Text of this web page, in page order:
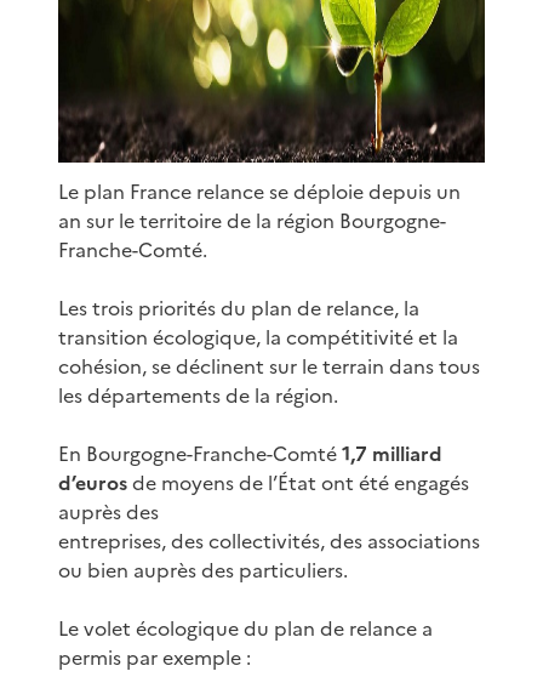
Le plan France relance se déploie depuis un
an sur le territoire de la région Bourgogne-
Franche-Comté.
Les trois priorités du plan de relance, la
transition écologique, la compétitivité et la
cohésion, se déclinent sur le terrain dans tous
les départements de la région.
En Bourgogne-Franche-Comté1,7 milliard
d’eurosde moyens de l’État ont été engagés
auprès des
entreprises, des collectivités, des associations
ou bien auprès des particuliers.
Le volet écologique du plan de relance a
permis par exemple :